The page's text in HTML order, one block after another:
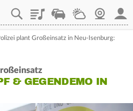
PlaylistStaupilotWetterWebcam
plant Großeinsatz in Neu-Isenburg:
& GEGENDEMO IN